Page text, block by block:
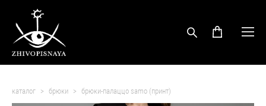
каталог > брюки > брюки-палаццо samo (принт)